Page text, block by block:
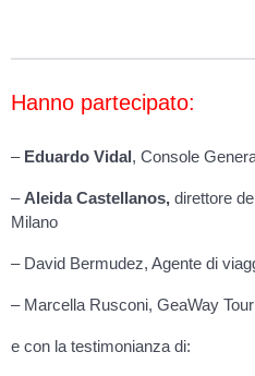
Hanno partecipato:
– Eduardo Vidal, Console
– Aleida Castellanos, direttore
Milano
– David Bermudez, Agente di
– Marcella Rusconi, GeaWay
e con la testimonianza di: